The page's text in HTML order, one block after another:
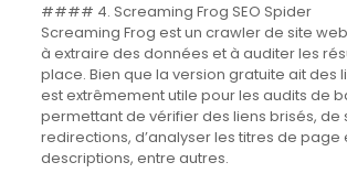
#### 4. Screaming Frog SEO Spider
Screaming Frog est un crawler de site
à extraire des données et à auditer les
place. Bien que la version gratuite ait des
est extrêmement utile pour les audits de
permettant de vérifier des liens brisés, de
redirections, d’analyser les titres de page
descriptions, entre autres.